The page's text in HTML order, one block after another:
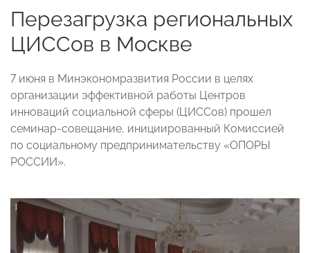
Перезагрузка региональных
ЦИССов в Москве
7 июня в Минэкономразвития России в целях
организации эффективной работы Центров
инноваций социальной сферы (ЦИССов) прошел
семинар-совещание, инициированный Комиссией
по социальному предпринимательству «ОПОРЫ
РОССИИ».